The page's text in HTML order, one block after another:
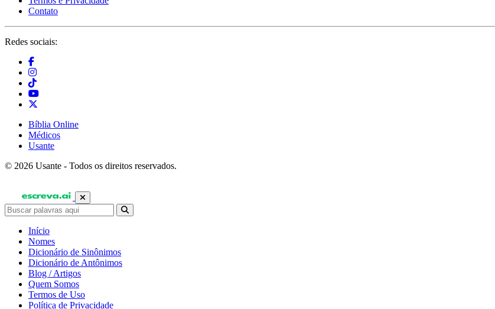
Contato
Redes sociais:
Bíblia Online
Médicos
Usante
© 2026 Usante - Todos os direitos reservados.
Início
Nomes
Dicionário de Sinônimos
Dicionário de Antônimos
Blog / Artigos
Quem Somos
Termos de Uso
Política de Privacidade